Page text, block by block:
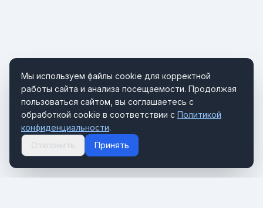
Мы используем файлы cookie для корректной
работы сайта и анализа посещаемости. Продолжая
пользоваться сайтом, вы соглашаетесь с
обработкой cookie в соответствии с Политикой
конфиденциальности.
Отклонить
Принять